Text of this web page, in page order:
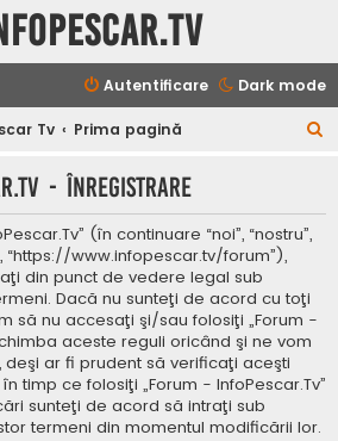
Dark mode
Autentificare
Tv Prima pagină
t
- Înregistrare
(în continuare “noi”, “nostru”,
“https://www.infopescar.tv/forum”),
din punct de vedere legal sub
Dacă nu sunteţi de acord cu toţi
să nu accesaţi şi/sau folosiţi „Forum -
aceste reguli oricând şi ne vom
deşi ar fi prudent să verificaţi aceşti
timp ce folosiţi „Forum - InfoPescar.Tv”
sunteţi de acord să intraţi sub
termeni din momentul modificării lor.